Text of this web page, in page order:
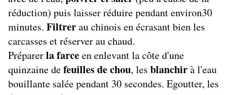
réduction) puis laisser réduire pendant environ30
minutes. Filtrerau chinois en écrasant bien les
carcasses et réserver au chaud.
Préparerla farceen enlevant la côte d'une
quinzaine defeuilles de chou, les blanchirà l'eau
bouillante salée pendant 30 secondes. Egoutter, les